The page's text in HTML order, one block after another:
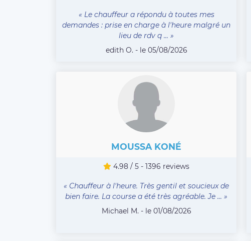
« Le chauffeur a répondu à toutes mes
demandes : prise en charge à l'heure malgré un
lieu de rdv q ... »
edith O. - le 05/08/2026
MOUSSA KONÉ
4.98 / 5 - 1396 reviews
« Chauffeur à l'heure. Très gentil et soucieux de
bien faire. La course a été très agréable. Je ... »
Michael M. - le 01/08/2026